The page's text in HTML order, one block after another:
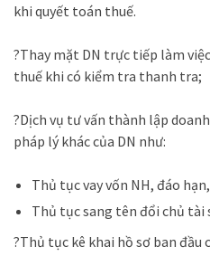
khi quyết toán thuế.
?Thay mặt DN trực tiếp làm
thuế khi có kiểm tra thanh tra;
?Dịch vụ tư vấn thành lập
pháp lý khác của DN như:
Thủ tục vay vốn NH, đáo hạn,
Thủ tục sang tên đổi chủ
?Thủ tục kê khai hồ sơ ban đầu